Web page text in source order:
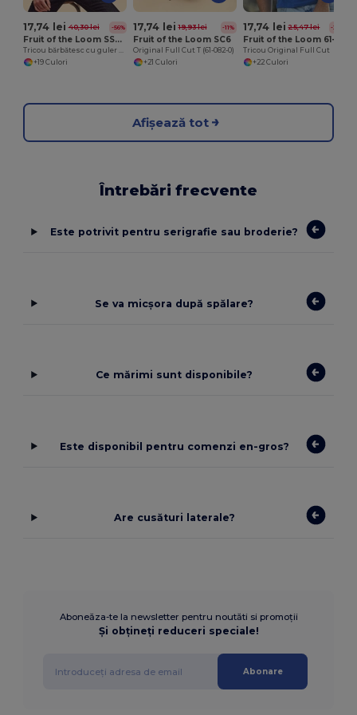
17,74 lei 40,30 lei -56%
Fruit of the Loom SS048
Tricou bărbătesc cu guler rotund din bumbac premium
+19 Culori
17,74 lei 19,93 lei -11%
Fruit of the Loom SC6
Original Full Cut T (61-082-0)
+21 Culori
17,74 lei 25,47 lei -30%
Tricou Original Full Cut
+22 Culori
Afișează tot
Întrebări frecvente
Este potrivit pentru serigrafie sau broderie?
Se va micșora după spălare?
Ce mărimi sunt disponibile?
Este disponibil pentru comenzi en-gros?
Are cusături laterale?
Aboneăza-te la newsletter pentru noutăti si promoții
Și obțineți reduceri speciale!
Abonare